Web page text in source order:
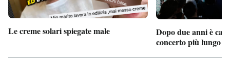
Le creme solari spiegate male
Dopo due anni è
concerto più lungo